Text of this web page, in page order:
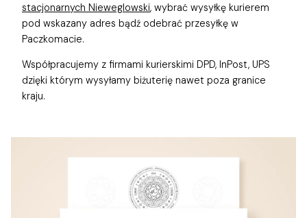
stacjonarnych Nieweglowski, wybrać wysyłkę kurierem
pod wskazany adres bądź odebrać przesyłkę w
Paczkomacie.
Współpracujemy z firmami kurierskimi DPD, InPost, UPS
dzięki którym wysyłamy biżuterię nawet poza granice
kraju.